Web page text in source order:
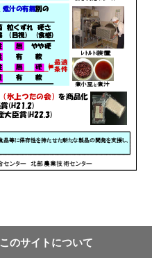
このサイトについて